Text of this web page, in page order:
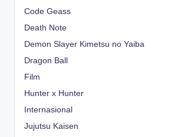
Code Geass
Death Note
Demon Slayer Kimetsu no Yaiba
Dragon Ball
Film
Hunter x Hunter
Internasional
Jujutsu Kaisen